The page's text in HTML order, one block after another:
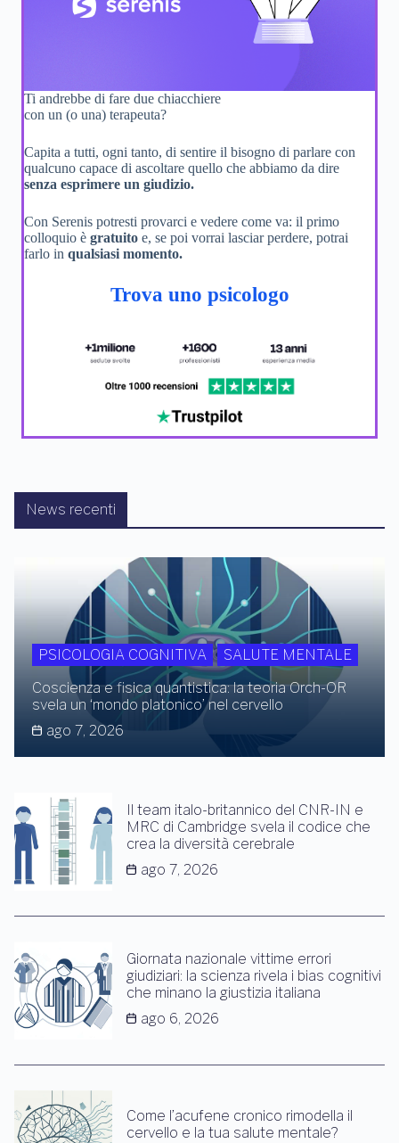
Ti andrebbe di fare due chiacchiere
con un (o una) terapeuta?
Capita a tutti, ogni tanto, di sentire il bisogno di parlare con
qualcuno capace di ascoltare quello che abbiamo da dire
senza esprimere un giudizio.
Con Serenis potresti provarci e vedere come va: il primo
colloquio è gratuito e, se poi vorrai lasciar perdere, potrai
farlo in qualsiasi momento.
Trova uno psicologo
News recenti
PSICOLOGIA COGNITIVA
SALUTE MENTALE
Coscienza e fisica quantistica: la teoria Orch-OR
svela un ‘mondo platonico’ nel cervello
ago 7, 2026
Il team italo-britannico del CNR-IN e
MRC di Cambridge svela il codice che
crea la diversità cerebrale
ago 7, 2026
Giornata nazionale vittime errori
giudiziari: la scienza rivela i bias cognitivi
che minano la giustizia italiana
ago 6, 2026
Come l’acufene cronico rimodella il
cervello e la tua salute mentale?